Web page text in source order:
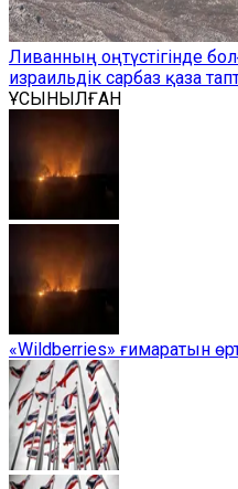
Ливанның оңтүстігінде
израильдік сарбаз қаза
ҰСЫНЫЛҒАН
«Wildberries» ғимаратын